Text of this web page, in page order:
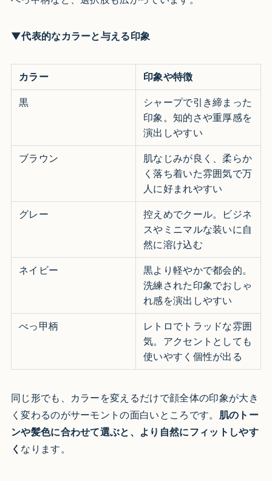
▼代表的なカラーと与える印象
カラー 印象や特徴
黒
シャープで引き締まった
印象。知的さや重厚感を
演出しやすい
ブラウン
肌なじみが良く、柔らか
く落ち着いた雰囲気で万
人に好まれやすい
グレー
控えめでクール。ビジネ
スやミニマルな装いに自
然に溶け込む
ネイビー
黒より軽やかで都会的。
洗練された印象でおしゃ
れ感を演出しやすい
べっ甲柄
レトロでトラッドな雰囲
気。アクセントとしても
使いやすく個性が出る
同じ形でも、カラーを変えるだけで顔全体の印象が大き
く変わるのがサーモントの面白いところです。 肌のトー
ンや髪色に合わせて選ぶと、より自然にフィットしやす
く なります。